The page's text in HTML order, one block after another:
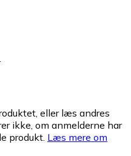
eller læs andres
ikke, om anmelderne har
produkt. Læs mere om